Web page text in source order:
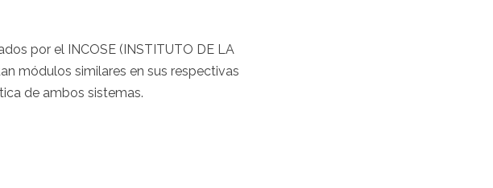
por el INCOSE (INSTITUTO DE LA
módulos similares en sus respectivas
de ambos sistemas.